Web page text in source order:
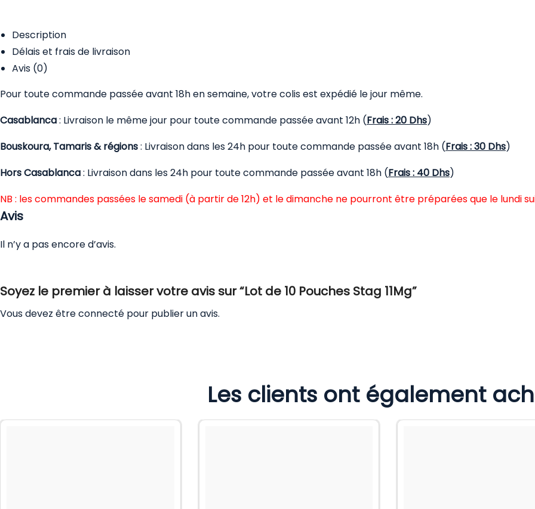
Description
Délais et frais de livraison
Avis (0)
Pour toute commande passée avant 18h en semaine, votre colis est expédié le jour même.
Casablanca: Livraison le même jour pour toute commande passée avant 12h (Frais : 20 Dhs)
Bouskoura, Tamaris & régions: Livraison dans les 24h pour toute commande passée avant 18h (Frais : 30 Dhs)
Hors Casablanca: Livraison dans les 24h pour toute commande passée avant 18h (Frais : 40 Dhs)
NB : les commandes passées le samedi (à partir de 12h) et le dimanche ne pourront être préparées que le lundi
Avis
Il n’y a pas encore d’avis.
Soyez le premier à laisser votre avis sur “Lot de 10 Pouches Stag 11Mg”
Vous devez êtreconnecté pour publier un avis.
Les clients ont également